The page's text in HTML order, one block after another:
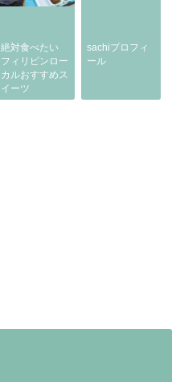
絶対食べたい
フィリピンロー
カルおすすめス
イーツ
sachiプロフィ
ール